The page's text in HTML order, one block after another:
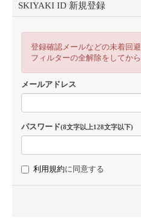
SKIYAKI ID 新規登録
登録確認メールなどの未着回
フィルターの全解除をしてか
メールアドレス
パスワード(8文字以上128文字以下)
利用規約に同意する